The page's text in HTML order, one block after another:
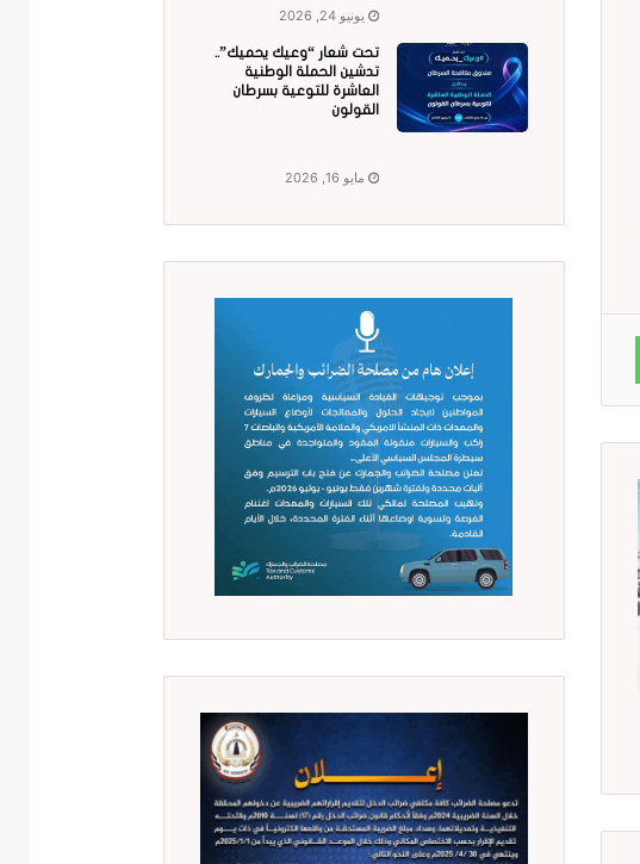
WhatsApp
يونيو 24, 2026
تحت شعار “وعيك يحميك”..
تدشين الحملة الوطنية
العاشرة للتوعية بسرطان
القولون
مايو 16, 2026